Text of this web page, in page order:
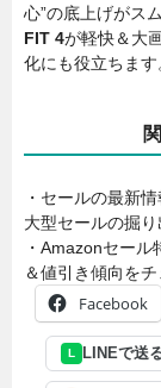
心”の底上げがス
FIT 4が軽快＆大
化にも役立ちま
・セールの最新
大型セールの掘
・Amazonセール
＆値引き傾向をチ
Facebook
L LINEで送